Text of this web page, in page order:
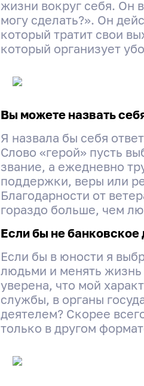
жизни вокруг себя. Он
могу сделать?». Он
который тратит свои
который организует
Вы можете назвать
Я назвала бы себя
Слово «герой» пусть
звание, а ежедневно
поддержки, веры или
Благодарности от
гораздо больше, чем
Если бы не
Если бы в юности я
людьми и менять
уверена, что мой
службы, в органы
деятелем? Скорее
только в другом